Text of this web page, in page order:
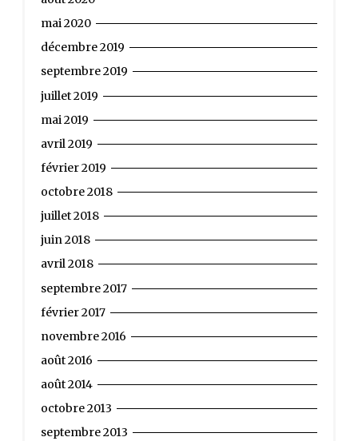
mai 2020
décembre 2019
septembre 2019
juillet 2019
mai 2019
avril 2019
février 2019
octobre 2018
juillet 2018
juin 2018
avril 2018
septembre 2017
février 2017
novembre 2016
août 2016
août 2014
octobre 2013
septembre 2013